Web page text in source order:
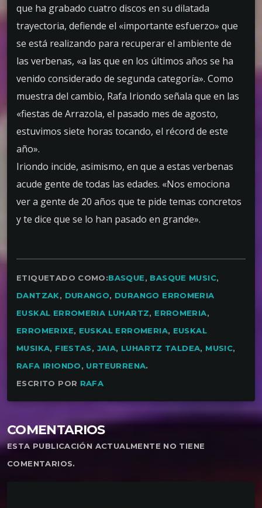
que ha grabado cuatro discos en su dilatada
trayectoria, defiende el «importante esfuerzo» que
se está realizando para recuperar el ambiente de
las verbenas, «a las que en los últimos años se ha
venido considerado de segunda categoría». Como
muestra del cambio, Rafa Iriondo señala que en las
«fiestas de Arrazola, el pasado mes de agosto,
estuvimos siete horas tocando, el récord de este
año».
Iriondo incide, asimismo, en que a estas verbenas
acude gente de todas las edades. «Nos emociona
ver a gente de 20 años que te pide temas concretos
y te dice que se lo han pasado en grande».
ETIQUETADO COMO:BASQUE, BASQUE MUSIC,
DANTZAK, DURANGO, DURANGO ERROMERIA
EUSKAL ERROMERIA LUHARTZ, ERROMERIA,
ERROMERIXE, EUSKAL ERROMERIA, EUSKAL
MUSIKA, FIESTAS, JAIA, LUHARTZ TALDEA, MUSIC,
RAFA IRIONDO, URTEURRENA.
ESCRITO POR RAFA
COMENTARIOS
ESTA PUBLICACIÓN ACTUALMENTE NO TIENE
COMENTARIOS.